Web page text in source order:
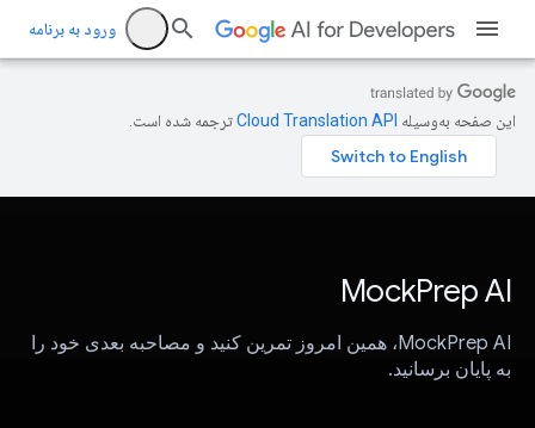
ورود به برنامه
این صفحه به‌وسیله ترجمه شده است.
MockPrep AI
MockPrep AI، همین امروز تمرین کنید و مصاحبه بعدی خود را
به پایان برسانید.